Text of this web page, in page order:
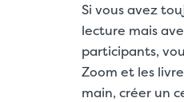
Si vous avez
lecture mais
participants,
Zoom et les
main, créer un